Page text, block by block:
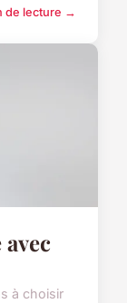
de lecture →
à choisir